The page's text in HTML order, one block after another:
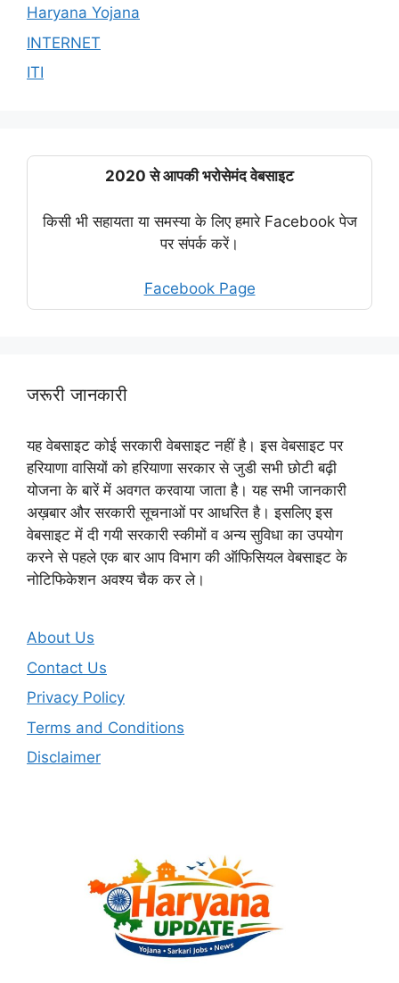
Haryana Yojana
INTERNET
ITI
2020 से आपकी भरोसेमंद वेबसाइट
किसी भी सहायता या समस्या के लिए हमारे Facebook पेज
पर संपर्क करें।
Facebook Page
जरूरी जानकारी
यह वेबसाइट कोई सरकारी वेबसाइट नहीं है। इस वेबसाइट पर
हरियाणा वासियों को हरियाणा सरकार से जुडी सभी छोटी बढ़ी
योजना के बारें में अवगत करवाया जाता है। यह सभी जानकारी
अख़बार और सरकारी सूचनाओं पर आधरित है। इसलिए इस
वेबसाइट में दी गयी सरकारी स्कीमों व अन्य सुविधा का उपयोग
करने से पहले एक बार आप विभाग की ऑफिसियल वेबसाइट के
नोटिफिकेशन अवश्य चैक कर ले।
About Us
Contact Us
Privacy Policy
Terms and Conditions
Disclaimer